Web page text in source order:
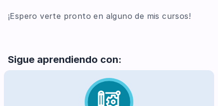
¡Espero verte pronto en alguno de mis cursos!
Sigue aprendiendo con: